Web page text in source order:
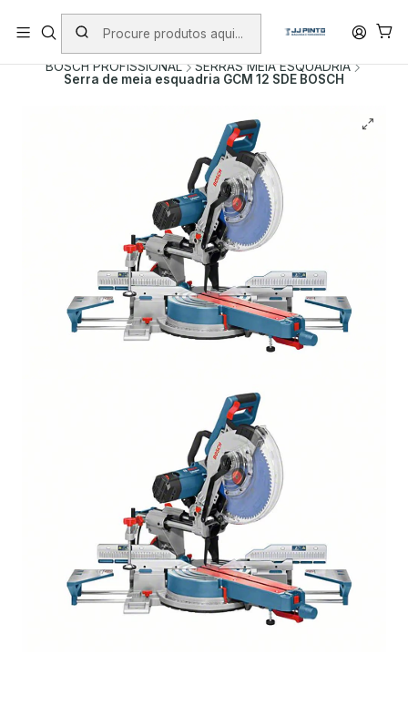
PORTES INCLUÍDOS EM ENCOMENDAS +75€ (excepto ilhas)
Início PRODUTOS
FERRAMENTAS COM FIO
BOSCH PROFISSIONAL
SERRAS MEIA ESQUADRIA
Serra de meia esquadria GCM 12 SDE BOSCH